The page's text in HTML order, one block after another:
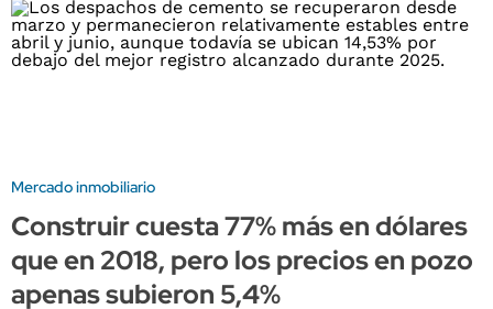
Mercado inmobiliario
Construir cuesta 77% más en dólares
que en 2018, pero los precios en pozo
apenas subieron 5,4%